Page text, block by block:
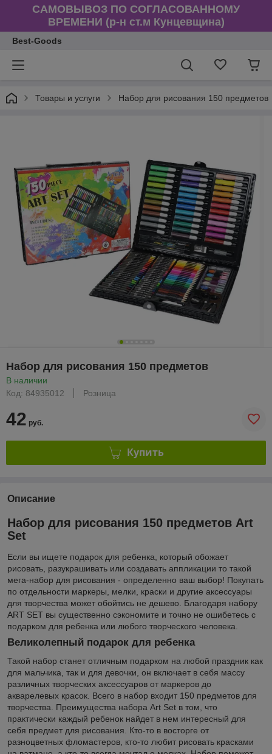
САМОВЫВОЗ ПО СОГЛАСОВАННОМУ
ВРЕМЕНИ (р-н ст.м Кунцевщина)
Best-Goods
Товары и услуги Набор для рисования 150 предметов
Набор для рисования 150 предметов
В наличии
Код: 84935012
Розница
42 руб.
Купить
Описание
Набор для рисования 150 предметов Art
Set
Если вы ищете подарок для ребенка, который обожает
рисовать, разукрашивать или создавать аппликации то такой
мега-набор для рисования - определенно ваш выбор! Покупать
по отдельности маркеры, мелки, краски и другие аксессуары
для творчества может обойтись не дешево. Благодаря набору
ART SET вы существенно сэкономите и точно не ошибетесь с
подарком для ребенка или любого творческого человека.
Великолепный подарок для ребенка
Такой набор станет отличным подарком на любой праздник как
для мальчика, так и для девочки, он включает в себя массу
различных творческих аксессуаров от маркеров до
акварелевых красок. Всего в набор входит 150 предметов для
творчества. Преимущества набора Art Set в том, что
практически каждый ребенок найдет в нем интересный для
себя предмет для рисования. Кто-то в восторге от
разноцветных фломастеров, кто-то любит рисовать красками